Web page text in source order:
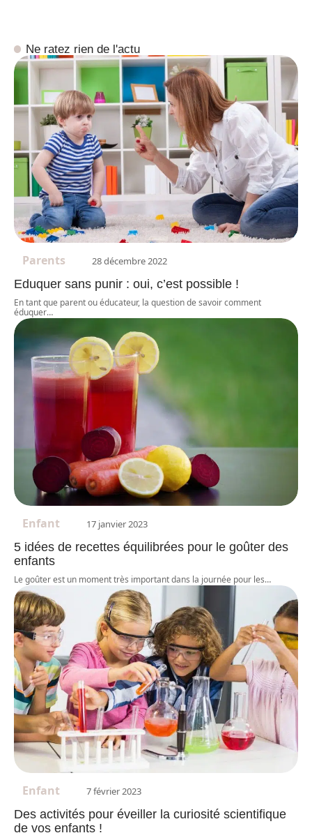
Ne ratez rien de l'actu
Parents 28 décembre 2022
Eduquer sans punir : oui, c’est possible !
En tant que parent ou éducateur, la question de savoir comment
éduquer…
Enfant 17 janvier 2023
5 idées de recettes équilibrées pour le goûter des
enfants
Le goûter est un moment très important dans la journée pour les…
Enfant 7 février 2023
Des activités pour éveiller la curiosité scientifique
de vos enfants !